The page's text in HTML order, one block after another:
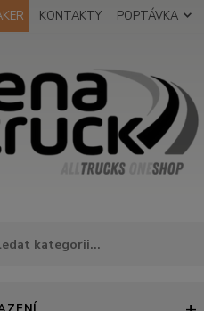
KONTAKTY POPTÁVKA